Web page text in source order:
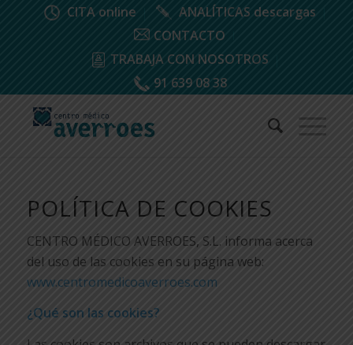
CITA online
ANALÍTICAS descargas
CONTACTO
TRABAJA CON NOSOTROS
91 639 08 38
POLÍTICA DE COOKIES
CENTRO MÉDICO AVERROES, S.L. informa acerca
del uso de las cookies en su página web:
www.centromedicoaverroes.com
¿Qué son las cookies?